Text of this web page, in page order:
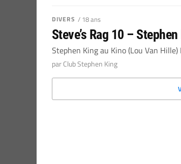
DIVERS / 18 ans
Steve’s Rag 10 –
Stephen King au Kino (Lou Van
par Club Stephen King